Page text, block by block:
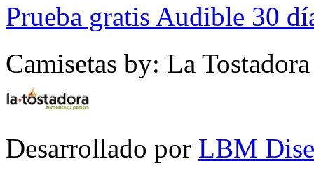
Prueba gratis Audible 30
Camisetas by: La Tostadora
Desarrollado por LBM